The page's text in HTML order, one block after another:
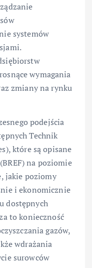
systemów
wymagania
zmiany na rynku
podejścia
Technik
które są opisane
na poziomie
jakie poziomy
i ekonomicznie
dostępnych
to konieczność
gazów,
wdrażania
surowców